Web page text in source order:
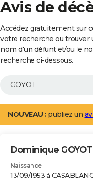
Avis de
Accédez gratuitement sur
votre recherche ou trouver
nom d'un défunt et/ou le
recherche ci-dessous.
NOUVEAU : publiez un
Dominique GOYOT
Naissance
13/09/1953 à